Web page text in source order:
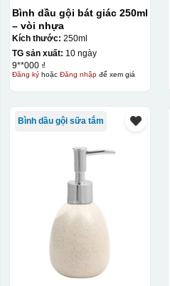
Men trơn
Men hỏa biến
Bình dầu gội bát giác 250ml
– vòi nhựa
Kích thước: 250ml
TG sản xuất: 10 ngày
9**000 ₫
Đăng kýhoặc Đăng nhậpđể xem giá
Bình dầu gội sữa tắm